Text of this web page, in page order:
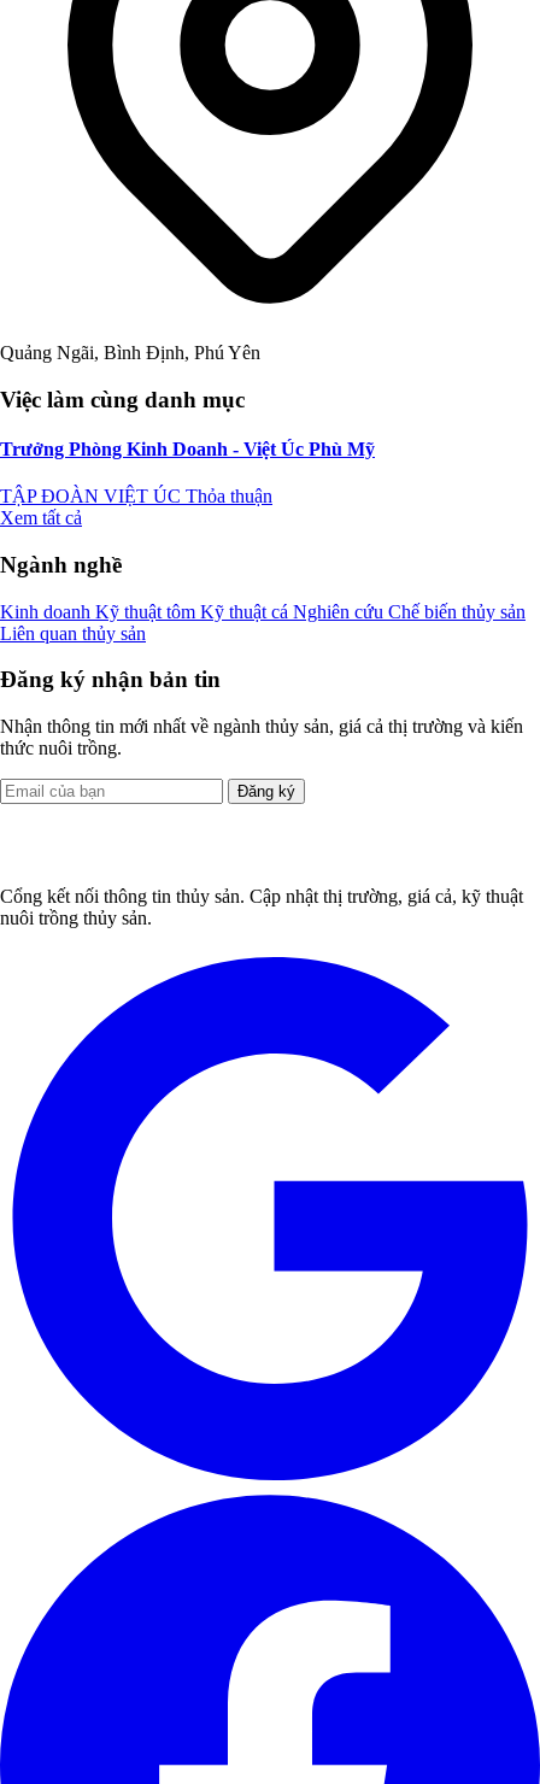
Quảng Ngãi, Bình Định, Phú Yên
Việc làm cùng danh mục
Trưởng Phòng Kinh Doanh - Việt Úc Phù Mỹ
TẬP ĐOÀN VIỆT ÚC Thỏa thuận
Xem tất cả
Ngành nghề
Kinh doanh Kỹ thuật tôm Kỹ thuật cá Nghiên cứu Chế biến thủy sản
Liên quan thủy sản
Đăng ký nhận bản tin
Nhận thông tin mới nhất về ngành thủy sản, giá cả thị trường và kiến
thức nuôi trồng.
Đăng ký
Cổng kết nối thông tin thủy sản. Cập nhật thị trường, giá cả, kỹ thuật
nuôi trồng thủy sản.